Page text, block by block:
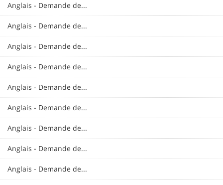
Anglais - Demande de...
Anglais - Demande de...
Anglais - Demande de...
Anglais - Demande de...
Anglais - Demande de...
Anglais - Demande de...
Anglais - Demande de...
Anglais - Demande de...
Anglais - Demande de...